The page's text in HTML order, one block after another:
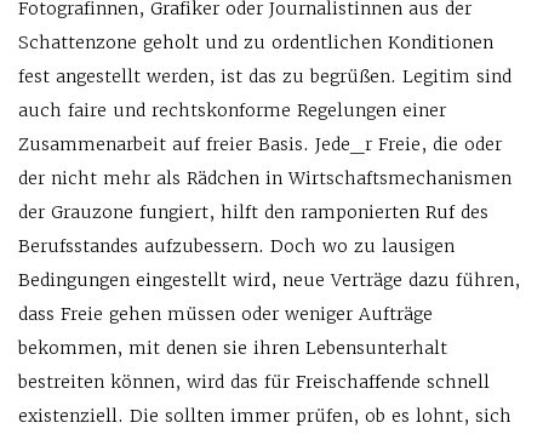
Fotografinnen, Grafiker oder Journalistinnen aus der
Schattenzone geholt und zu ordentlichen Konditionen
fest angestellt werden, ist das zu begrüßen. Legitim sind
auch faire und rechtskonforme Regelungen einer
Zusammenarbeit auf freier Basis. Jede_r Freie, die oder
der nicht mehr als Rädchen in Wirtschaftsmechanismen
der Grauzone fungiert, hilft den ramponierten Ruf des
Berufsstandes aufzubessern. Doch wo zu lausigen
Bedingungen eingestellt wird, neue Verträge dazu führen,
dass Freie gehen müssen oder weniger Aufträge
bekommen, mit denen sie ihren Lebensunterhalt
bestreiten können, wird das für Freischaffende schnell
existenziell. Die sollten immer prüfen, ob es lohnt, sich